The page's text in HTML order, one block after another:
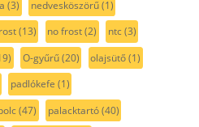
(3) nedvesköszörű(1)
(13) no frost(2) ntc(3)
O-gyűrű(20) olajsütő(1)
padlókefe (1)
(47) palacktartó(40)